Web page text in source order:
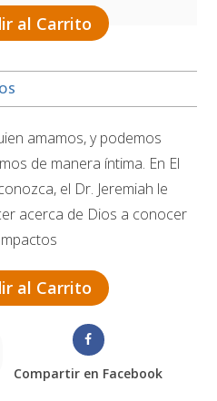
al Carrito
amamos, y podemos
de manera íntima. En El
el Dr. Jeremiah le
acerca de Dios a conocer
al Carrito
Compartir en Facebook